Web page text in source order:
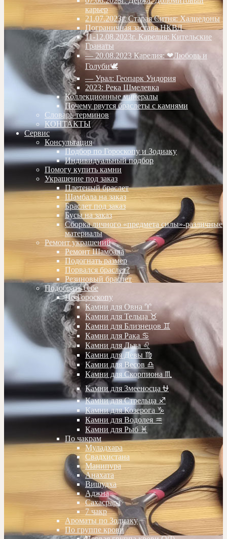
карьер
21.07.2023г. Старая Ситня: Халцедоны
Пограничная застава НКВД
11-12.08.2023г. Карелия: Кительские
Гранаты
— 20.08.2023 Карелия: ❤Любовь и
Голуби🕊
— Урал: Геопарк Ундория
2023: Река Шмелевка
Коллекционные минералы
Почему рвутся браслеты с камнями
Словарь терминов
КОНТАКТЫ
Сервис
Консультация
Подбор по Гороскопу и Зодиаку
Индивидуальный подбор
Помогу купить камни
Украшение под заказ
Плетеный браслет
Шамбала на заказ
Браслет под заказ
Бусы на заказ
Сборка личного «предмета силы»-различные
материалы
Ремонт украшений
Ремонт Шамбала
Подогнать размер
Порвался браслет?
Резиновый браслет
Подобрать себе
По Гороскопу
Камни для Овна ♈️
Камни для Тельца ♉️
Камни для Близнецов ♊️
Камни для Рака ♋️
Камни для Льва ♌️
Камни для Девы ♍️
Камни для Весов ♎️
Камни для Скорпиона ♏️
Камни для Змееносца ⛎
Камни для Стрельца ♐️
Камни для Козерога ♑️
Камни для Водолея ♒️
Камни для Рыб ♓️
По чакрам
Муладхара
Свадхистана
Манипура
Анахата
Вишудха
Аджна
Сахасрара
7 чакр
Ароматы по Зодиаку
По группе крови